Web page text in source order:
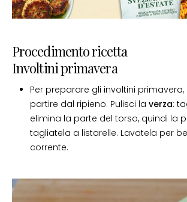
Procedimento ricetta
Involtini primavera
Per preparare gli involtini
partire dal ripieno. Pulisci la verza:
elimina la parte del torso, quindi la
tagliatela a listarelle. Lavatela per
corrente.